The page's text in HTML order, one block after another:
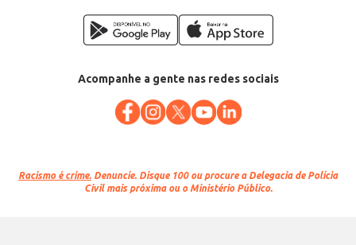
Acompanhe a gente nas redes sociais
Racismo é crime. Denuncie. Disque 100 ou procure a Delegacia de Polícia
Civil mais próxima ou o Ministério Público.